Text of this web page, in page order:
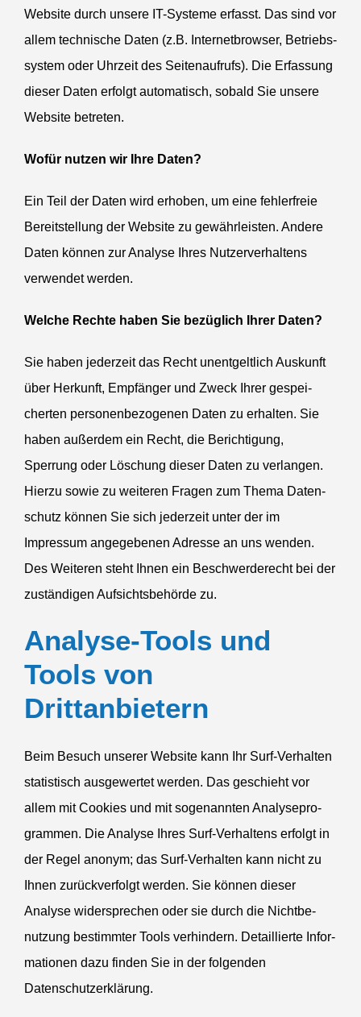
Website durch unsere IT-Systeme erfasst. Das sind vor
allem technische Daten (z.B. Inter­net­browser, Betriebs­
system oder Uhrzeit des Seiten­aufrufs). Die Erfassung
dieser Daten erfolgt automa­tisch, sobald Sie unsere
Website betreten.
Wofür nutzen wir Ihre Daten?
Ein Teil der Daten wird erhoben, um eine fehler­freie
Bereit­stellung der Website zu gewähr­leisten. Andere
Daten können zur Analyse Ihres Nutzer­ver­haltens
verwendet werden.
Welche Rechte haben Sie bezüglich Ihrer Daten?
Sie haben jederzeit das Recht unent­geltlich Auskunft
über Herkunft, Empfänger und Zweck Ihrer gespei­
cherten perso­nen­be­zo­genen Daten zu erhalten. Sie
haben außerdem ein Recht, die Berich­tigung,
Sperrung oder Löschung dieser Daten zu verlangen.
Hierzu sowie zu weiteren Fragen zum Thema Daten­
schutz können Sie sich jederzeit unter der im
Impressum angege­benen Adresse an uns wenden.
Des Weiteren steht Ihnen ein Beschwer­de­recht bei der
zustän­digen Aufsichts­be­hörde zu.
Analyse-Tools und
Tools von
Drittanbietern
Beim Besuch unserer Website kann Ihr Surf-Verhalten
statis­tisch ausge­wertet werden. Das geschieht vor
allem mit Cookies und mit sogenannten Analy­se­pro­
grammen. Die Analyse Ihres Surf-Verhaltens erfolgt in
der Regel anonym; das Surf-Verhalten kann nicht zu
Ihnen zurück­ver­folgt werden. Sie können dieser
Analyse wider­sprechen oder sie durch die Nicht­be­
nutzung bestimmter Tools verhindern. Detail­lierte Infor­
ma­tionen dazu finden Sie in der folgenden
Datenschutzerklärung.